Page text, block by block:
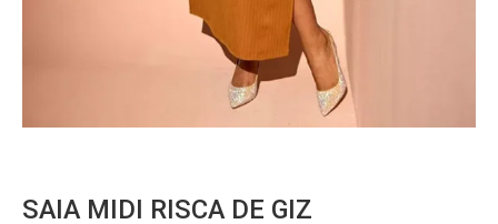
SAIA MIDI RISCA DE GIZ